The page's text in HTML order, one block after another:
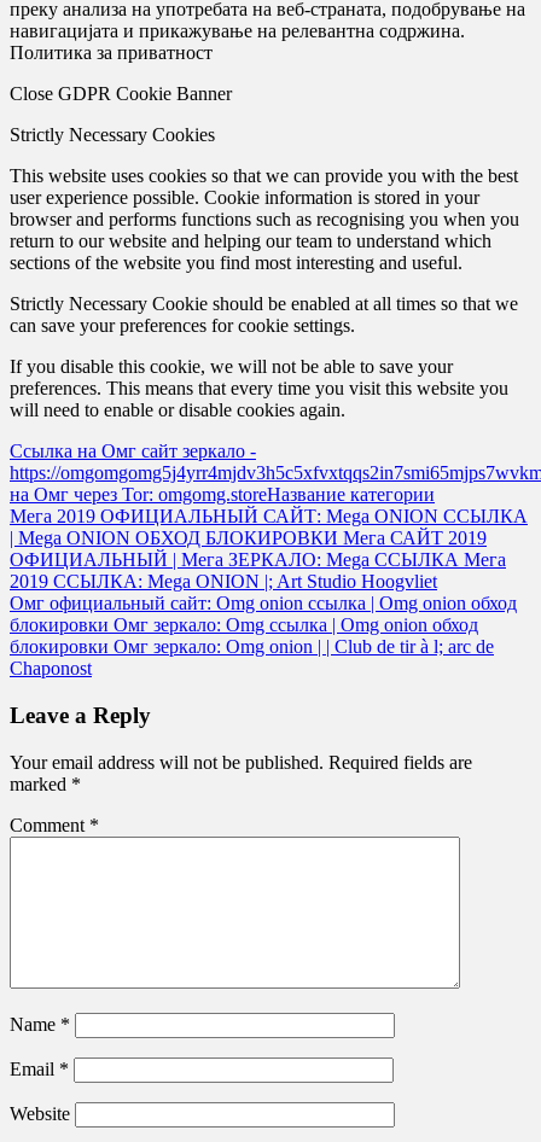
преку анализа на употребата на веб-страната, подобрување на
навигацијата и прикажување на релевантна содржина.
Политика за приватност
Close GDPR Cookie Banner
Strictly Necessary Cookies
This website uses cookies so that we can provide you with the best
user experience possible. Cookie information is stored in your
browser and performs functions such as recognising you when you
return to our website and helping our team to understand which
sections of the website you find most interesting and useful.
Strictly Necessary Cookie should be enabled at all times so that we
can save your preferences for cookie settings.
If you disable this cookie, we will not be able to save your
preferences. This means that every time you visit this website you
will need to enable or disable cookies again.
Ссылка на Омг сайт зеркало -
https://
на Омг через Tor: omgomg.storeНазвание категории
Post
navigation
Мега 2019 ОФИЦИАЛЬНЫЙ САЙТ: Mega ONION ССЫЛКА
| Mega ONION ОБХОД БЛОКИРОВКИ Мега САЙТ 2019
ОФИЦИАЛЬНЫЙ | Мега ЗЕРКАЛО: Mega ССЫЛКА Мега
2019 ССЫЛКА: Mega ONION |; Art Studio Hoogvliet
Омг официальный сайт: Omg onion ссылка | Omg onion обход
блокировки Омг зеркало: Omg ссылка | Omg onion обход
блокировки Омг зеркало: Omg onion | | Club de tir à l; arc de
Chaponost
Leave a Reply
Your email address will not be published. Required fields are
marked *
Comment *
Name *
Email *
Website